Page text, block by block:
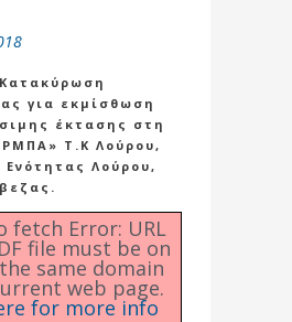
για εκμίσθωση
έκτασης στη
Τ.Κ Λούρου,
Λούρου,
fetch Error: URL
file must be on
same domain
web page.
for more info